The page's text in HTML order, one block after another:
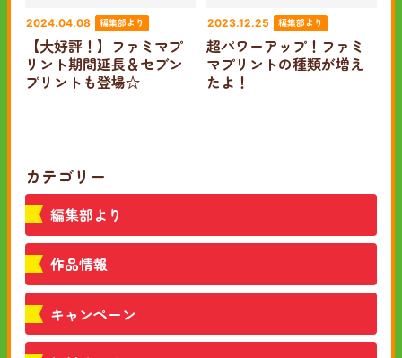
2024.04.08 編集部より
【大好評！】ファミマプ
リント期間延長＆セブン
プリントも登場☆
2023.12.25 編集部より
超パワーアップ！ファミ
マプリントの種類が増え
たよ！
カテゴリー
編集部より
作品情報
キャンペーン